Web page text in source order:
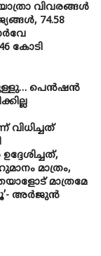
വിവരങ്ങൾ
74.58
കോടി
പെൻഷൻ
മാത്രം,
മാത്രമേ
അർജുൻ